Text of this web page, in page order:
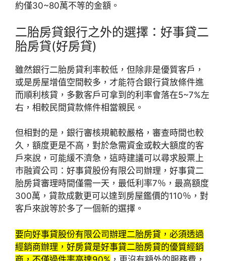
約僅30~80萬不等的金額。
二胎房貸銀行之外的選擇：好事貸二
胎房貸(好房貸)
雖然銀行二胎房貸利率較低，但除非是優質客戶，
或是房屋增值空間較多，才能符合銀行貸放條件進
而順利核貸，多數客戶可拿到的利率會落在5~7%左
右，相較民間貸款條件相當親民。
但相對的是，銀行審核規範較嚴格，審查時間也較
久，額度更是不高，對於急需資金或較大額度的客
戶來說，可能緩不濟急，這時建議可以尋求股票上
市融資公司：好事貸股份有限公司辦理，好事貸二
胎房貸審理時間僅需一天，最低利率7％，最高額度
300萬，貸款成數更可以達到房屋鑑價的110％，對
客戶來說等於多了一個新的選擇。
要向好事貸股份有限公司辦理二胎房貸，必須透過
經銷商辦理，好房貸是好事貸二胎房貸的優質經銷